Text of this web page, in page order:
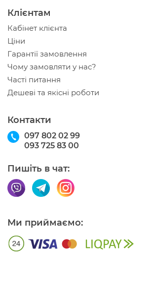
Клієнтам
Кабінет клієнта
Ціни
Гарантії замовлення
Чому замовляти у нас?
Часті питання
Дешеві та якісні роботи
Контакти
097 802 02 99
093 725 83 00
Пишіть в чат:
Ми приймаємо: